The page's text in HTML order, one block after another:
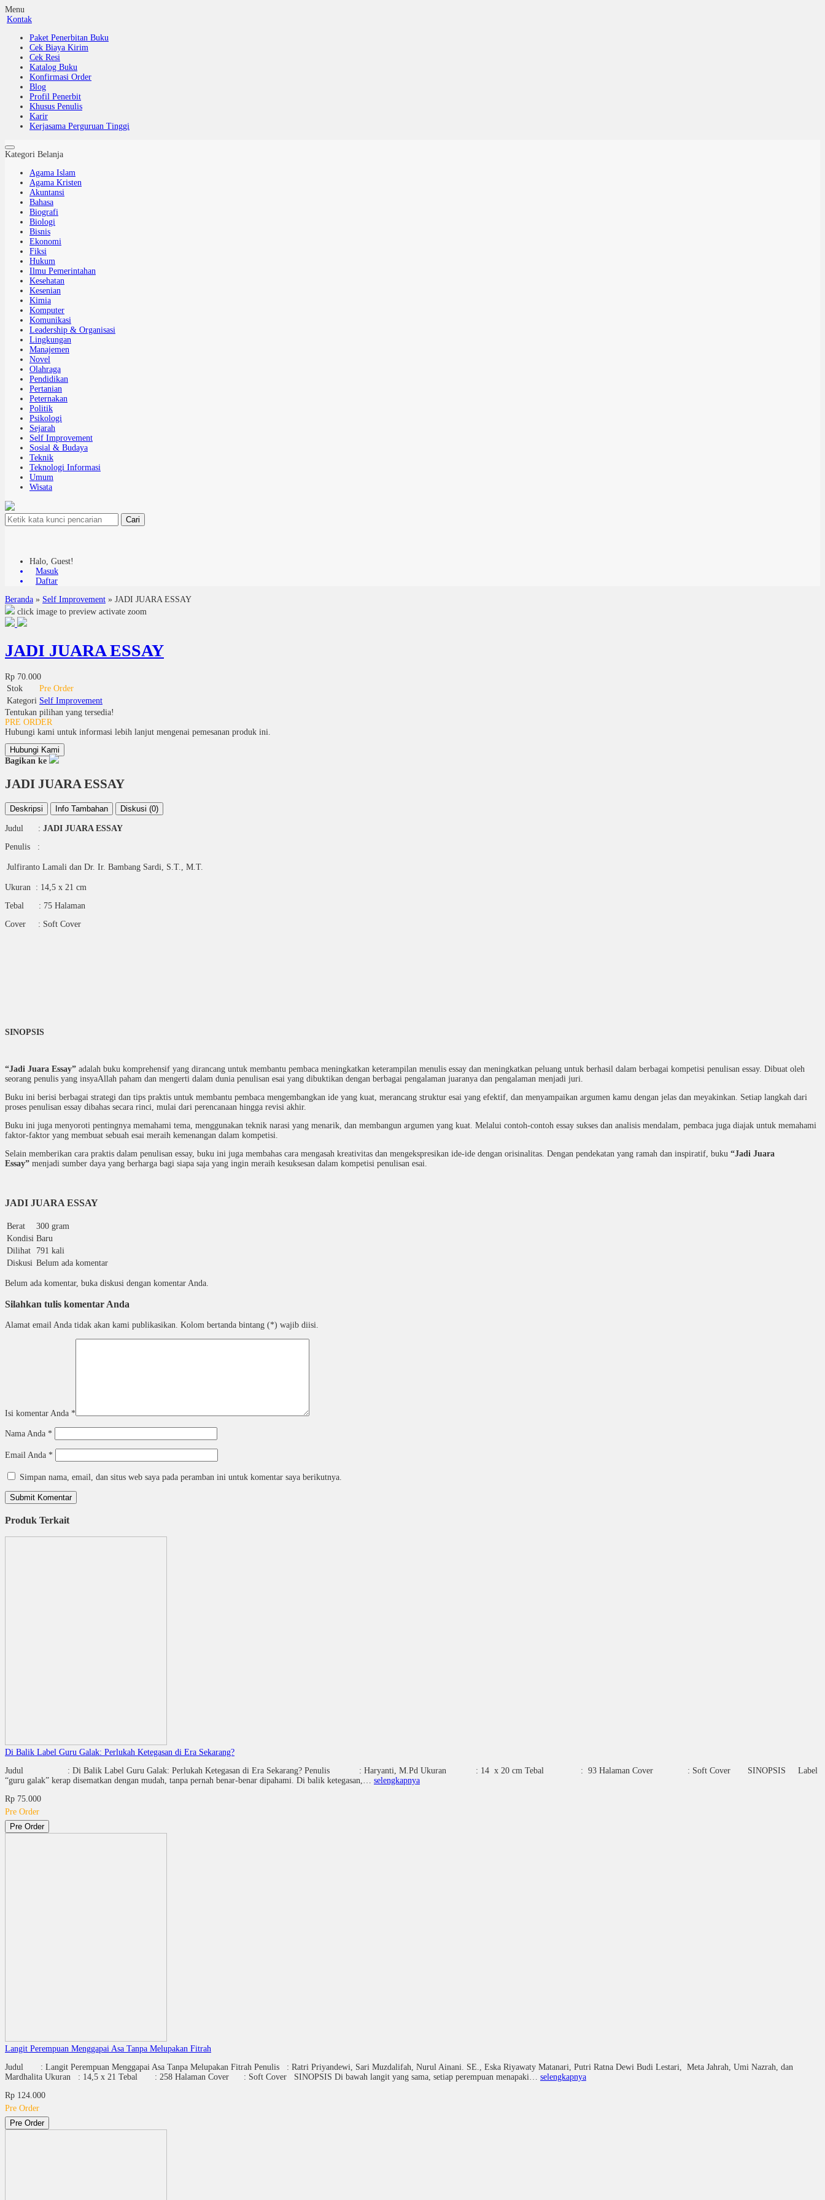
Menu
Kontak
Paket Penerbitan Buku
Cek Biaya Kirim
Cek Resi
Katalog Buku
Konfirmasi Order
Blog
Profil Penerbit
Khusus Penulis
Karir
Kerjasama Perguruan Tinggi
Kategori Belanja
Agama Islam
Agama Kristen
Akuntansi
Bahasa
Biografi
Biologi
Bisnis
Ekonomi
Fiksi
Hukum
Ilmu Pemerintahan
Kesehatan
Kesenian
Kimia
Komputer
Komunikasi
Leadership & Organisasi
Lingkungan
Manajemen
Novel
Olahraga
Pendidikan
Pertanian
Peternakan
Politik
Psikologi
Sejarah
Self Improvement
Sosial & Budaya
Teknik
Teknologi Informasi
Umum
Wisata
Cari
Halo, Guest!
Masuk
Daftar
Beranda » Self Improvement » JADI JUARA ESSAY
click image to preview activate zoom
JADI JUARA ESSAY
Rp 70.000
Stok
Pre Order
Kategori Self Improvement
Tentukan pilihan yang tersedia!
PRE ORDER
Hubungi kami untuk informasi lebih lanjut mengenai pemesanan produk ini.
Hubungi Kami
Bagikan ke
JADI JUARA ESSAY
Deskripsi Info Tambahan Diskusi (0)
Judul : JADI JUARA ESSAY
Penulis :
Julfiranto Lamali dan Dr. Ir. Bambang Sardi, S.T., M.T.
Ukuran : 14,5 x 21 cm
Tebal : 75 Halaman
Cover : Soft Cover
SINOPSIS
“Jadi Juara Essay” adalah buku komprehensif yang dirancang untuk membantu pembaca meningkatkan keterampilan menulis essay dan meningkatkan peluang untuk berhasil dalam berbagai kompetisi penulisan essay. Dibuat oleh
seorang penulis yang insyaAllah paham dan mengerti dalam dunia penulisan esai yang dibuktikan dengan berbagai pengalaman juaranya dan pengalaman menjadi juri.
Buku ini berisi berbagai strategi dan tips praktis untuk membantu pembaca mengembangkan ide yang kuat, merancang struktur esai yang efektif, dan menyampaikan argumen kamu dengan jelas dan meyakinkan. Setiap langkah dari
proses penulisan essay dibahas secara rinci, mulai dari perencanaan hingga revisi akhir.
Buku ini juga menyoroti pentingnya memahami tema, menggunakan teknik narasi yang menarik, dan membangun argumen yang kuat. Melalui contoh-contoh essay sukses dan analisis mendalam, pembaca juga diajak untuk memahami
faktor-faktor yang membuat sebuah esai meraih kemenangan dalam kompetisi.
Selain memberikan cara praktis dalam penulisan essay, buku ini juga membahas cara mengasah kreativitas dan mengekspresikan ide-ide dengan orisinalitas. Dengan pendekatan yang ramah dan inspiratif, buku “Jadi Juara
Essay” menjadi sumber daya yang berharga bagi siapa saja yang ingin meraih kesuksesan dalam kompetisi penulisan esai.
JADI JUARA ESSAY
Berat
300 gram
Kondisi Baru
Dilihat
791 kali
Diskusi Belum ada komentar
Belum ada komentar, buka diskusi dengan komentar Anda.
Silahkan tulis komentar Anda
Alamat email Anda tidak akan kami publikasikan. Kolom bertanda bintang (*) wajib diisi.
Isi komentar Anda *
Nama Anda *
Email Anda *
Simpan nama, email, dan situs web saya pada peramban ini untuk komentar saya berikutnya.
Produk Terkait
Di Balik Label Guru Galak: Perlukah Ketegasan di Era Sekarang?
Judul : Di Balik Label Guru Galak: Perlukah Ketegasan di Era Sekarang? Penulis : Haryanti, M.Pd Ukuran : 14 x 20 cm Tebal : 93 Halaman Cover : Soft Cover SINOPSIS Label
“guru galak” kerap disematkan dengan mudah, tanpa pernah benar-benar dipahami. Di balik ketegasan,… selengkapnya
Rp 75.000
Pre Order
Pre Order
Langit Perempuan Menggapai Asa Tanpa Melupakan Fitrah
Judul : Langit Perempuan Menggapai Asa Tanpa Melupakan Fitrah Penulis : Ratri Priyandewi, Sari Muzdalifah, Nurul Ainani. SE., Eska Riyawaty Matanari, Putri Ratna Dewi Budi Lestari, Meta Jahrah, Umi Nazrah, dan
Mardhalita Ukuran : 14,5 x 21 Tebal : 258 Halaman Cover : Soft Cover SINOPSIS Di bawah langit yang sama, setiap perempuan menapaki… selengkapnya
Rp 124.000
Pre Order
Pre Order